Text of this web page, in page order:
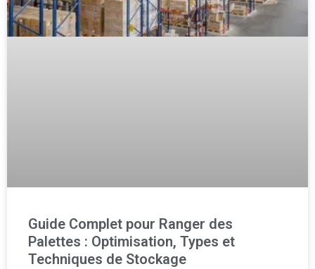
Guide Complet pour Ranger des
Palettes : Optimisation, Types et
Techniques de Stockage